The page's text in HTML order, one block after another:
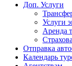
Доп. Услуги
Услуги
Аренда
Отправка
Календарь